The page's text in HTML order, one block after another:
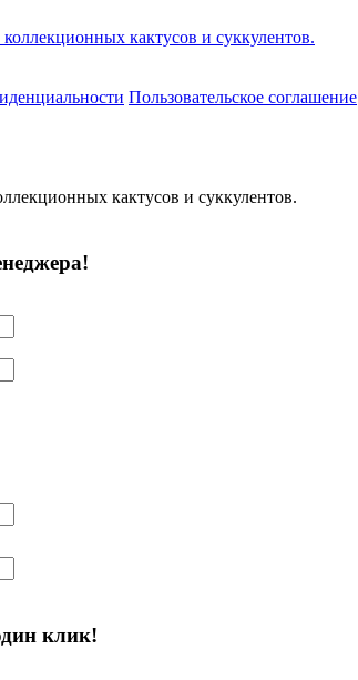
Пользовательское соглашение
кактусов и суккулентов.
клик!